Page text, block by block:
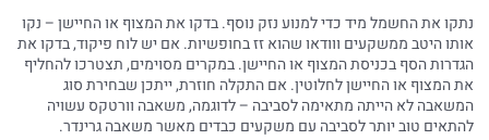
נתקו את החשמל מיד כדי למנוע נזק נוסף. בדקו את המצוף או החיישן – נקו
אותו היטב ממשקעים ווודאו שהוא זז בחופשיות. אם יש לוח פיקוד, בדקו את
הגדרות הסף בכניסת המצוף או החיישן. במקרים מסוימים, תצטרכו להחליף
את המצוף או החיישן לחלוטין. אם התקלה חוזרת, ייתכן שבחירת סוג
המשאבה לא הייתה מתאימה לסביבה – לדוגמה, משאבה וורטקס עשויה
להתאים טוב יותר לסביבה עם משקעים כבדים מאשר משאבה גרינדר.